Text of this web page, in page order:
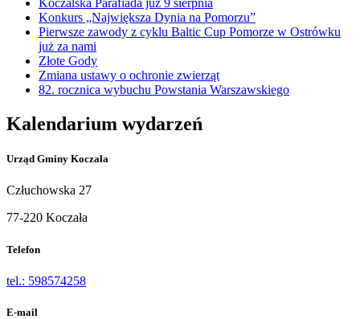
Koczalska Parafiada już 9 sierpnia
Konkurs „Największa Dynia na Pomorzu”
Pierwsze zawody z cyklu Baltic Cup Pomorze w Ostrówku
już za nami
Złote Gody
Zmiana ustawy o ochronie zwierząt
82. rocznica wybuchu Powstania Warszawskiego
Kalendarium wydarzeń
Urząd Gminy Koczała
Człuchowska 27
77-220 Koczała
Telefon
tel.: 598574258
E-mail